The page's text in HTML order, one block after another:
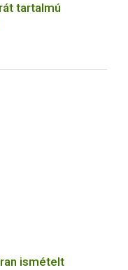
tartalmú
ismételt